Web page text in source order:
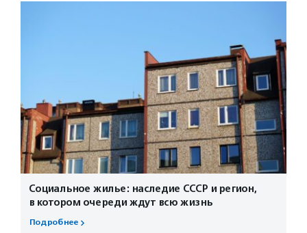
Социальное жилье: наследие СССР и регион,
в котором очереди ждут всю жизнь
Подробнее